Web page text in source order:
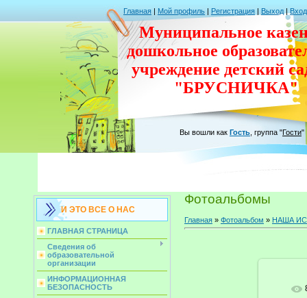
Главная | Мой профиль | Регистрация | Выход | Вход
Муниципальное
дошкольное
учреждение детский
"БРУСНИЧКА"
Вы вошли как Гость группа "Гости"
И ЭТО ВСЕ О НАС
ГЛАВНАЯ СТРАНИЦА
Сведения об
образовательной
организации
ИНФОРМАЦИОННАЯ
БЕЗОПАСНОСТЬ
Фотоальбомы
Главная » Фотоальбом » НАША